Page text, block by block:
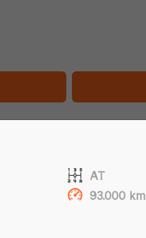
AT
93.000 km